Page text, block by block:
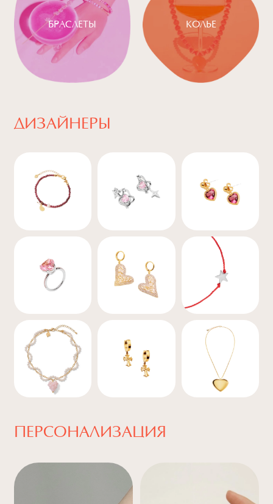
БРАСЛЕТЫ КОЛЬЕ
ДИЗАЙНЕРЫ
ПЕРСОНАЛИЗАЦИЯ